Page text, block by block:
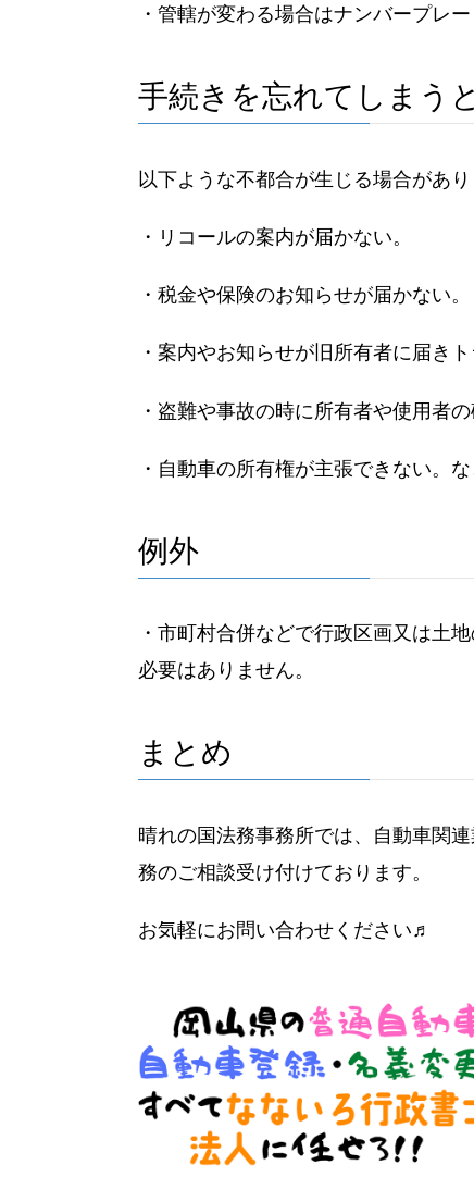
・管轄が変わる場合はナンバープレー
手続きを忘れてしまう
以下ような不都合が生じる場合があり
・リコールの案内が届かない。
・税金や保険のお知らせが届かない。
・案内やお知らせが旧所有者に届き
・盗難や事故の時に所有者や使用者の
・自動車の所有権が主張できない。
例外
・市町村合併などで行政区画又は土
必要はありません。
まとめ
晴れの国法務事務所では、自動車関
務のご相談受け付けております。
お気軽にお問い合わせください♬